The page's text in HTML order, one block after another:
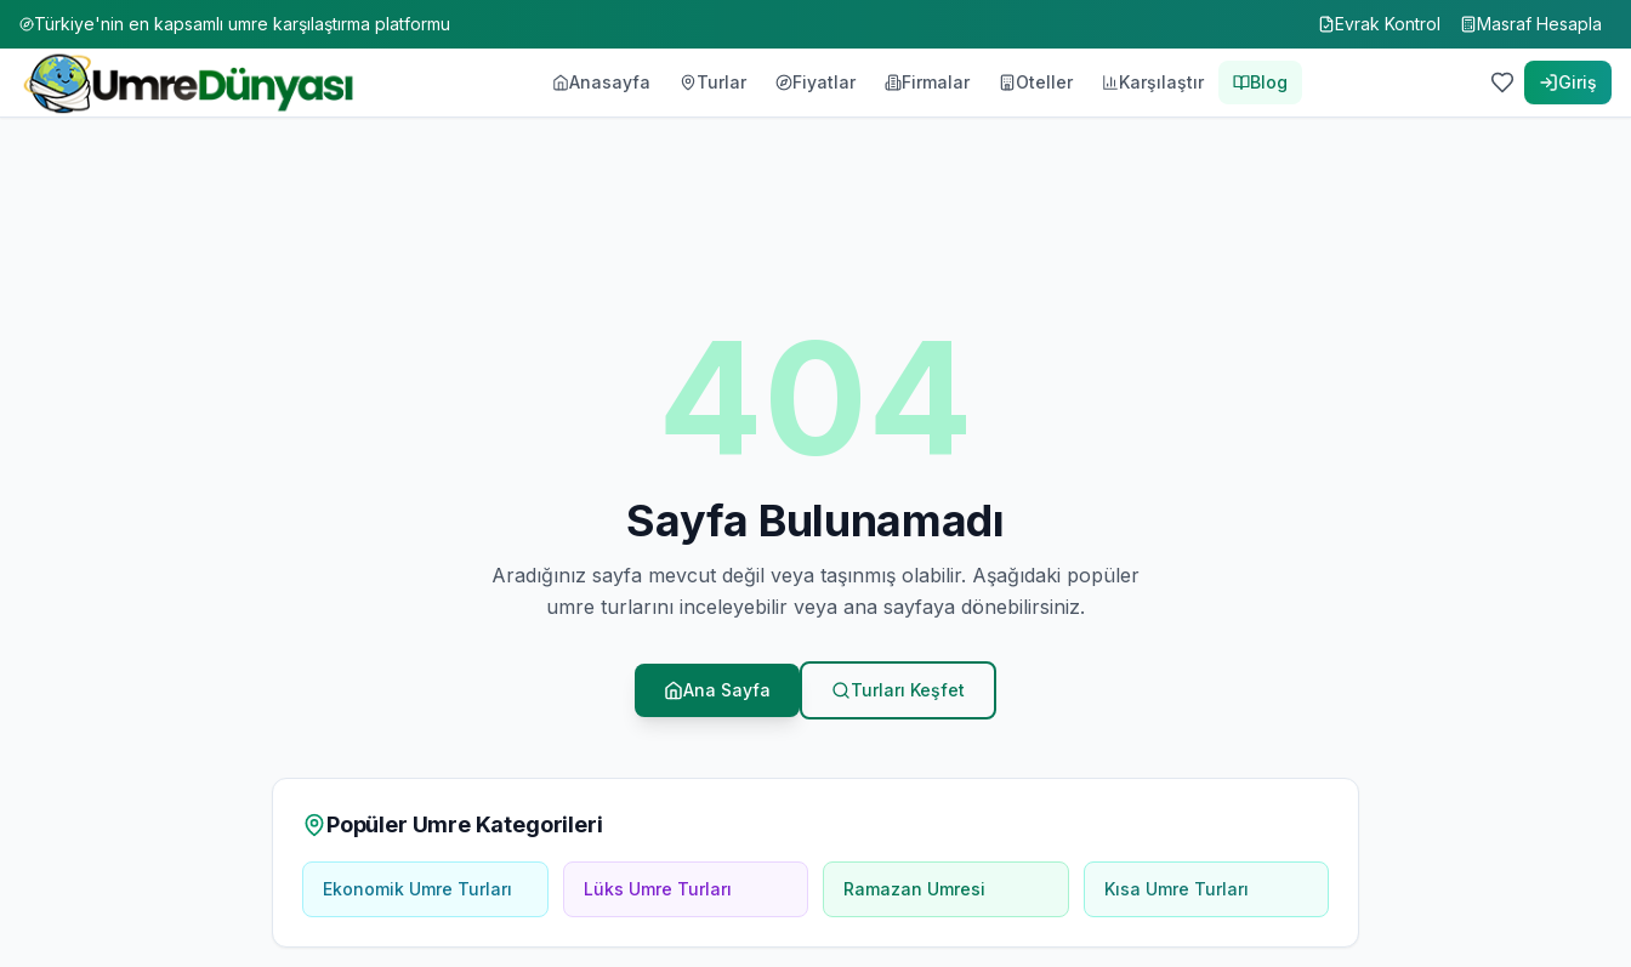
Türkiye'nin en kapsamlı umre karşılaştırma platformu Evrak Kontrol Masraf Hesapla
Anasayfa Turlar Fiyatlar Firmalar Oteller Karşılaştır Blog Giriş
404
Sayfa Bulunamadı
Aradığınız sayfa mevcut değil veya taşınmış olabilir. Aşağıdaki popüler
umre turlarını inceleyebilir veya ana sayfaya dönebilirsiniz.
Ana Sayfa Turları Keşfet
Popüler Umre Kategorileri
Ekonomik Umre Turları Lüks Umre Turları Ramazan Umresi Kısa Umre Turları